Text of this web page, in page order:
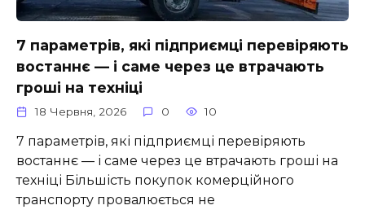
7 параметрів, які підприємці перевіряють
востаннє — і саме через це втрачають
гроші на техніці
18 Червня, 2026 0 10
7 параметрів, які підприємці перевіряють
востаннє — і саме через це втрачають гроші на
техніці Більшість покупок комерційного
транспорту провалюється не